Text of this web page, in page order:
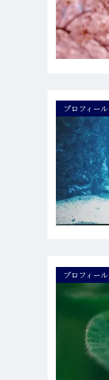
プロフィール
プロフィール